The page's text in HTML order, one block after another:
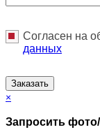
Согласен на
данных
Заказать
×
Запросить